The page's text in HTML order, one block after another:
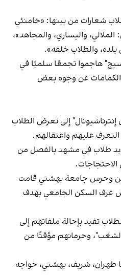
شعارات من بينها: «خامنئي
واليساري، والمجاهد»،
والطلاب خلفه».
هاجموا تجمعًا سلميًا في
الكمامات عن وجوه بعض
إنترناشيونال" إلى تعرض الطلاب
عليهم واعتقالهم.
طلاب في مشهد بالفصل من
وحرس جامعة بهشتي قامت
بتفتيش غرف السكن الجامعي بهدف
تفيد بإحالة ملفاتهم إلى
الشغب"، وحرمانهم مؤقتًا من
طهران، شريف، بهشتي، خواجه